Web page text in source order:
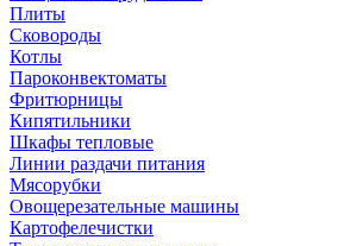
Плиты
Сковороды
Котлы
Пароконвектоматы
Фритюрницы
Кипятильники
Шкафы тепловые
Линии раздачи питания
Мясорубки
Овощерезательные машины
Картофелечистки